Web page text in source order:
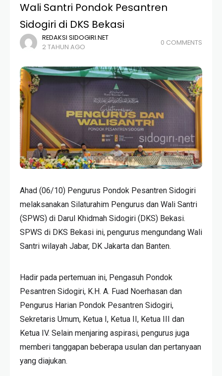
Wali Santri Pondok Pesantren
Sidogiri di DKS Bekasi
REDAKSI SIDOGIRI.NET
2 TAHUN AGO
0 COMMENTS
Ahad (06/10) Pengurus Pondok Pesantren Sidogiri
melaksanakan Silaturahim Pengurus dan Wali Santri
(SPWS) di Darul Khidmah Sidogiri (DKS) Bekasi.
SPWS di DKS Bekasi ini, pengurus mengundang Wali
Santri wilayah Jabar, DK Jakarta dan Banten.
Hadir pada pertemuan ini, Pengasuh Pondok
Pesantren Sidogiri, K.H. A. Fuad Noerhasan dan
Pengurus Harian Pondok Pesantren Sidogiri,
Sekretaris Umum, Ketua I, Ketua II, Ketua III dan
Ketua IV. Selain menjaring aspirasi, pengurus juga
memberi tanggapan beberapa usulan dan pertanyaan
yang diajukan.